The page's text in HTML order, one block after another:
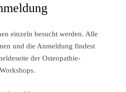
einzeln besucht werden. Alle
und die Anmeldung findest
der Osteopathie-
Workshops.